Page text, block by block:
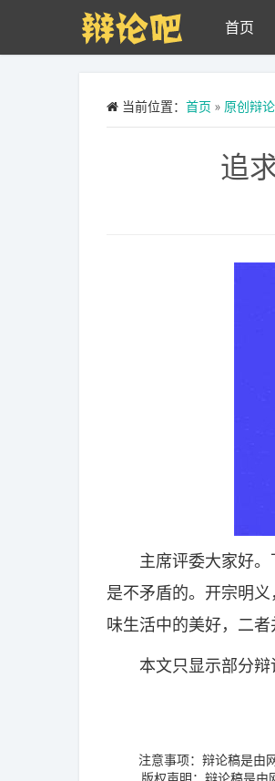
Skip to main content
首页
当前位置： 首页 » 原创辩
追
主席评委大家好。
是不矛盾的。开宗明
味生活中的美好，二者
本文只显示部分辩
注意事项：辩论稿是由